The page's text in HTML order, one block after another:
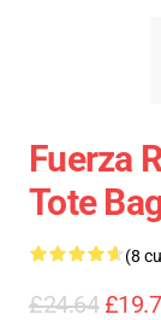
Fuerza
Tote
(8
£24.64